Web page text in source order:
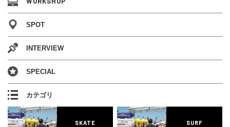
SPOT
INTERVIEW
SPECIAL
カテゴリ
SKATE SURF